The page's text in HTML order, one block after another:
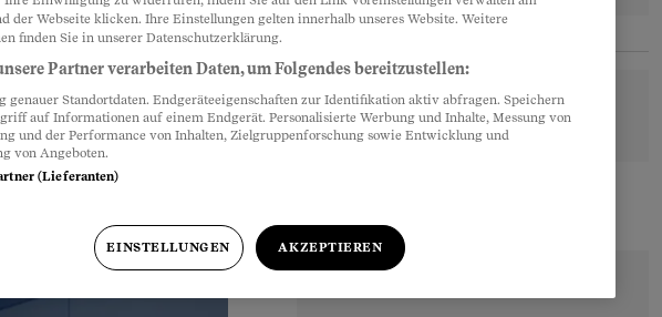
erfährt so von den
der Webseite klicken. Ihre Einstellungen gelten innerhalb unseres Website. Weitere
finden Sie in unserer Datenschutzerklärung.
Partner verarbeiten Daten, um Folgendes bereitzustellen:
genauer Standortdaten. Endgeräteeigenschaften zur Identifikation aktiv abfragen. Speichern
auf Informationen auf einem Endgerät. Personalisierte Werbung und Inhalte, Messung von
und der Performance von Inhalten, Zielgruppenforschung sowie Entwicklung und
von Angeboten.
(Lieferanten)
EINSTELLUNGEN AKZEPTIEREN